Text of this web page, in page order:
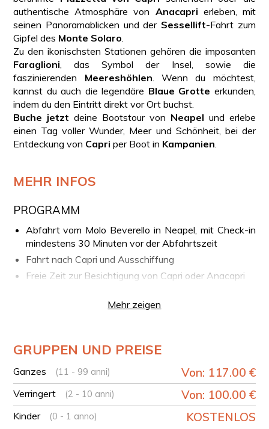
authentische Atmosphäre von Anacapri erleben, mit
seinen Panoramablicken und der Sessellift-Fahrt zum
Gipfel des Monte Solaro
Zu den ikonischsten Stationen gehören die imposanten
Faraglioni , das Symbol der Insel, sowie die
faszinierenden Meereshöhlen . Wenn du möchtest,
kannst du auch die legendäre Blaue Grotte erkunden,
indem du den Eintritt direkt vor Ort buchst.
Buche jetzt deine Bootstour von Neapel und erlebe
einen Tag voller Wunder, Meer und Schönheit, bei der
Entdeckung von Capri per Boot in Kampanien
MEHR INFOS
PROGRAMM
Abfahrt vom Molo Beverello in Neapel, mit Check-in
mindestens 30 Minuten vor der Abfahrtszeit
Fahrt nach Capri und Ausschiffung
Freie Zeit zur Besichtigung von Capri oder Anacapri
Rückfahrt nach Neapel mit der Fähre
Transfer Neapel-Capri: Fähre
FAHRKARTEN VOUCHER
Wir empfehlen, mindestens 30 Minuten vor der Abfahrt
einzuchecken. Nach der Buchung erhältst du einen
Voucher per E-Mail, den du am Ticketschalter am Molo
Beverello vorzeigen musst, um dein Ticket abzuholen.
Mehr zeigen
GRUPPEN UND PREISE
Ganzes (11 - 99 anni) Von: 117.00 €
Verringert (2 - 10 anni) Von: 100.00 €
Kinder (0 - 1 anno) KOSTENLOS